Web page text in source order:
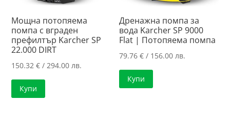
Мощна потопяема
помпа с вграден
префилтър Karcher SP
22.000 DIRT
150.32€ / 294.00 лв.
Купи
Дренажна помпа за
вода Karcher SP 9000
Flat | Потопяема помпа
79.76€ / 156.00 лв.
Купи